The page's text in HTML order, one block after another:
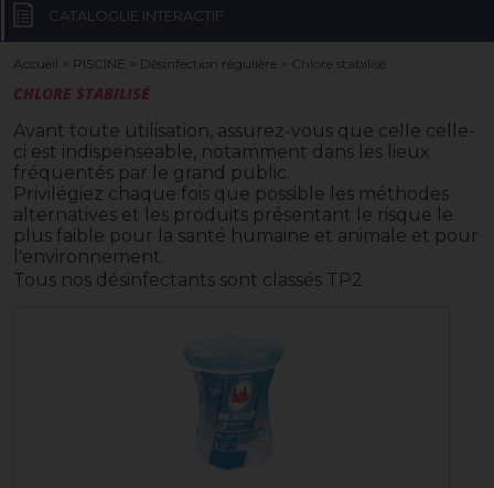
CATALOGUE INTERACTIF
Accueil PISCINE Désinfection régulière Chlore stabilisé
CHLORE STABILISÉ
Avant toute utilisation, assurez-vous que celle celle-
ci est indispenseable, notamment dans les lieux
fréquentés par le grand public.
Privilégiez chaque fois que possible les méthodes
alternatives et les produits présentant le risque le
plus faible pour la santé humaine et animale et pour
l'environnement.
Tous nos désinfectants sont classés TP2.